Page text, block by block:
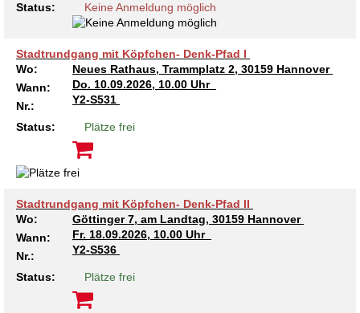
Kindertagesstätte Voltmerstraße
Kindertagesstätte Wiehbergstraße
Status: Keine Anmeldung möglich
Stadtrundgang mit Köpfchen- Denk-Pfad I
Wo:
Neues Rathaus, Trammplatz 2, 30159 Hannover
Wann:
Do. 10.09.2026, 10.00 Uhr
Nr.:
Y2-S531
Status: Plätze frei
Stadtrundgang mit Köpfchen- Denk-Pfad II
Wo:
Göttinger 7, am Landtag, 30159 Hannover
Wann:
Fr. 18.09.2026, 10.00 Uhr
Nr.:
Y2-S536
Status: Plätze frei